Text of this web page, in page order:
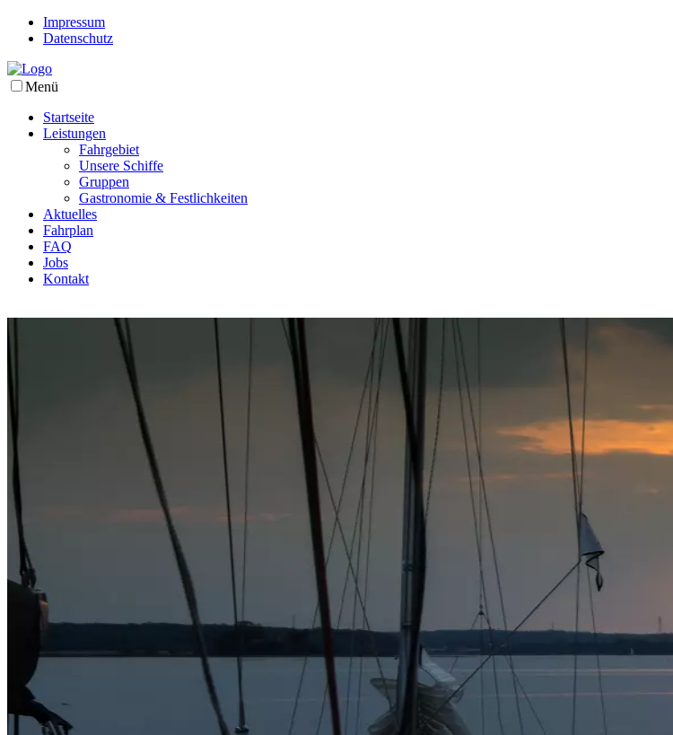
Impressum
Datenschutz
Menü
Startseite
Leistungen
Fahrgebiet
Unsere Schiffe
Gruppen
Gastronomie & Festlichkeiten
Aktuelles
Fahrplan
FAQ
Jobs
Kontakt